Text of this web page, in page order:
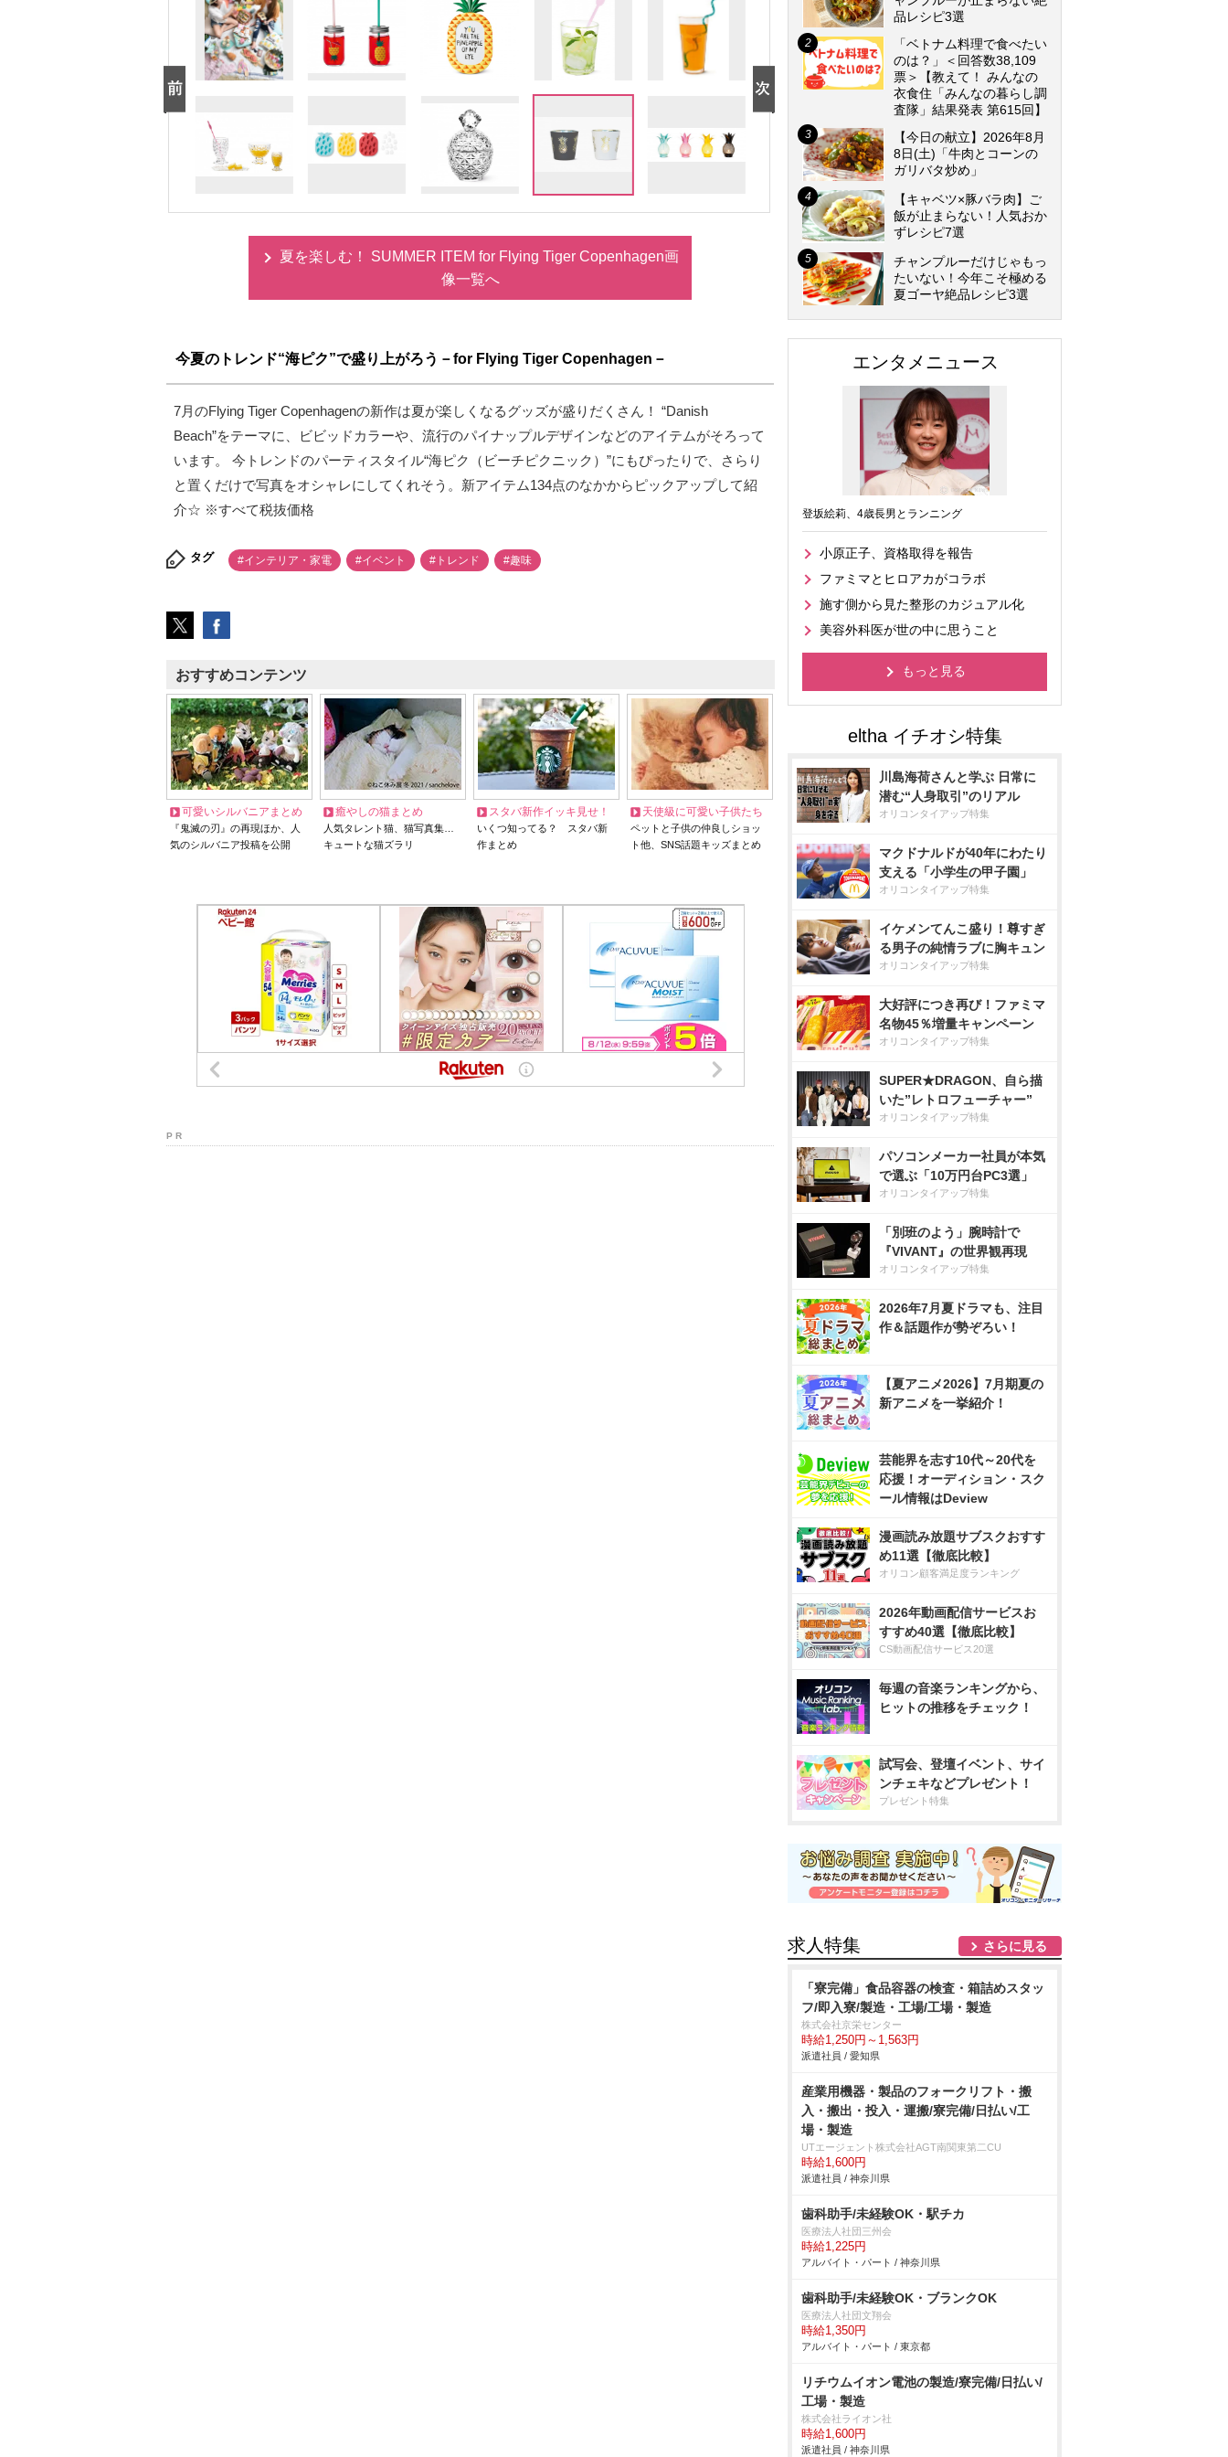
夏を楽しむ！ SUMMER ITEM for Flying Tiger Copenhagen画
像一覧へ
今夏のトレンド“海ピク”で盛り上がろう－for Flying Tiger Copenhagen－
7月のFlying Tiger Copenhagenの新作は夏が楽しくなるグッズが盛りだくさん！ “Danish
Beach”をテーマに、ビビッドカラーや、流行のパイナップルデザインなどのアイテムがそろって
います。 今トレンドのパーティスタイル“海ピク（ビーチピクニック）”にもぴったりで、さらり
と置くだけで写真をオシャレにしてくれそう。新アイテム134点のなかからピックアップして紹
介☆ ※すべて税抜価格
タグ #インテリア・家電 #イベント #トレンド #趣味
おすすめコンテンツ
可愛いシルバニアまとめ
『鬼滅の刃』の再現ほか、人
気のシルバニア投稿を公開
癒やしの猫まとめ
人気タレント猫、猫写真集…
キュートな猫ズラリ
スタバ新作イッキ見せ！
いくつ知ってる？ スタバ新
作まとめ
天使級に可愛い子供たち
ペットと子供の仲良しショッ
ト他、SNS話題キッズまとめ
P R
品レシピ3選
「ベトナム料理で食べたい
のは？」＜回答数38,109
票＞【教えて！ みんなの
衣食住「みんなの暮らし調
査隊」結果発表 第615回】
【今日の献立】2026年8月
8日(土)「牛肉とコーンの
ガリバタ炒め」
【キャベツ×豚バラ肉】ご
飯が止まらない！人気おか
ずレシピ7選
チャンプルーだけじゃもっ
たいない！今年こそ極める
夏ゴーヤ絶品レシピ3選
エンタメニュース
登坂絵莉、4歳長男とランニング
小原正子、資格取得を報告
ファミマとヒロアカがコラボ
施す側から見た整形のカジュアル化
美容外科医が世の中に思うこと
もっと見る
川島海荷さんと学ぶ 日常に
潜む“人身取引”のリアル
オリコンタイアップ特集
マクドナルドが40年にわたり
支える「小学生の甲子園」
オリコンタイアップ特集
イケメンてんこ盛り！尊すぎ
る男子の純情ラブに胸キュン
オリコンタイアップ特集
大好評につき再び！ファミマ
名物45％増量キャンペーン
オリコンタイアップ特集
SUPER★DRAGON、自ら描
いた”レトロフューチャー”
オリコンタイアップ特集
パソコンメーカー社員が本気
で選ぶ「10万円台PC3選」
オリコンタイアップ特集
「別班のよう」腕時計で
『VIVANT』の世界観再現
オリコンタイアップ特集
2026年7月夏ドラマも、注目
作＆話題作が勢ぞろい！
【夏アニメ2026】7月期夏の
新アニメを一挙紹介！
芸能界を志す10代～20代を
応援！オーディション・スク
ール情報はDeview
漫画読み放題サブスクおすす
め11選【徹底比較】
オリコン顧客満足度ランキング
2026年動画配信サービスお
すすめ40選【徹底比較】
CS動画配信サービス20選
毎週の音楽ランキングから、
ヒットの推移をチェック！
試写会、登壇イベント、サイ
ンチェキなどプレゼント！
プレゼント特集
求人特集 さらに見る
「寮完備」食品容器の検査・箱詰めスタッ
フ/即入寮/製造・工場/工場・製造
株式会社京栄センター
時給1,250円～1,563円
派遣社員 / 愛知県
産業用機器・製品のフォークリフト・搬
入・搬出・投入・運搬/寮完備/日払い/工
場・製造
UTエージェント株式会社AGT南関東第二CU
時給1,600円
派遣社員 / 神奈川県
歯科助手/未経験OK・駅チカ
医療法人社団三州会
時給1,225円
アルバイト・パート / 神奈川県
歯科助手/未経験OK・ブランクOK
医療法人社団文翔会
時給1,350円
アルバイト・パート / 東京都
リチウムイオン電池の製造/寮完備/日払い/
工場・製造
株式会社ライオン社
時給1,600円
派遣社員 / 神奈川県